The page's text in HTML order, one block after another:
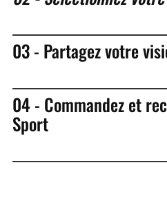
03 - Partagez votre
04 - Commandez et
Sport